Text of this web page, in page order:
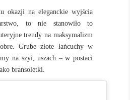
okazji na eleganckie wyjścia
to nie stanowiło to
trendy na maksymalizm
Grube złote łańcuchy w
na szyi, uszach – w postaci
bransoletki.